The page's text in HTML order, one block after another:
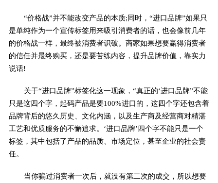
“价格战”并不能改变产品的本质;同时，“进口品牌”如果只
是单纯作为一个宣传标签用来吸引消费者的话，也会像前几年
的价格战一样，最终被消费者识破。商家如果想要赢得消费者
的信任并最终购买，还是要苦练内容，提升品牌价值，靠实力
说话!
关于“进口品牌”标签化这一现象，“真正的‘进口品牌”不能
只是这四个字，起码产品是要100%进口的，这四个字还包含着
品牌背后的悠久历史、文化内涵，以及生产商及经营商对精湛
工艺和优质服务的不懈追求。‘进口品牌’四个字不能只是一个
标签，其中包括了产品的品质、市场定位，甚至企业的社会责
任。
当你骗过消费者一次后，就没有第二次的成交，所以想要